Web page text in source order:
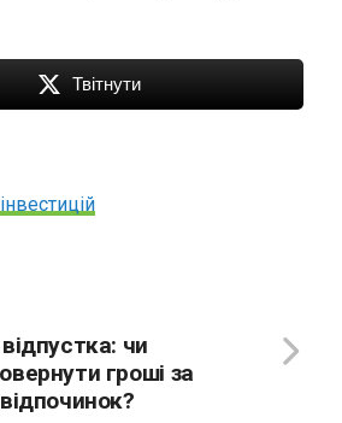
Твітнути
чи
гроші за